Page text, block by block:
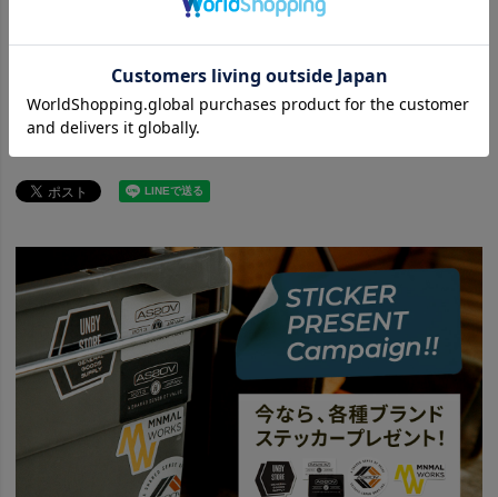
トップス
BRAND AS2OV アッソブ
news AS2OV GOLF 第2弾
ITEM 雑貨・日用品 ゴルフウェア・アパレル
AS2OV アッソブ 商品一覧はこちら